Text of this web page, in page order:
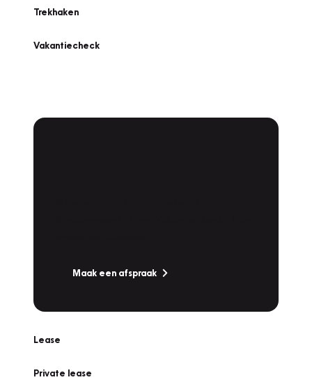
Trekhaken
Vakantiecheck
Maak een afspraak
Lease
Private lease